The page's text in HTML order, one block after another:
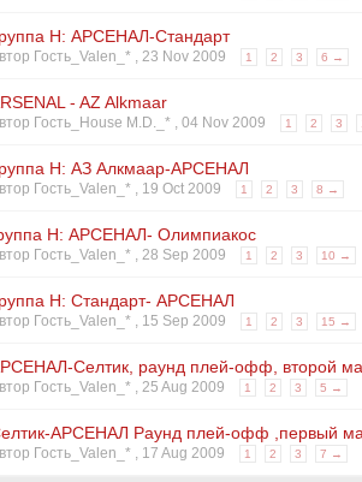
Н: АРСЕНАЛ-Стандарт
Гость_Valen_* ,23 Nov 2009 1 2 3 6 →
- AZ Alkmaar
Гость_House M.D._* ,04 Nov 2009 1 2 3
Н: АЗ Aлкмаар-АРСЕНАЛ
Гость_Valen_* , 19 Oct 2009 1 2 3 8 →
Н: АРСЕНАЛ- Олимпиакос
Гость_Valen_* ,28 Sep 2009 1 2 3 10 →
Н: Стандарт- АРСЕНАЛ
Гость_Valen_* , 15 Sep 2009 1 2 3 15 →
Селтик, раунд плей-офф, второй
Гость_Valen_* ,25 Aug 2009 1 2 3 5 →
АРСЕНАЛ Раунд плей-офф ,первый
Гость_Valen_* , 17 Aug 2009 1 2 3 7 →